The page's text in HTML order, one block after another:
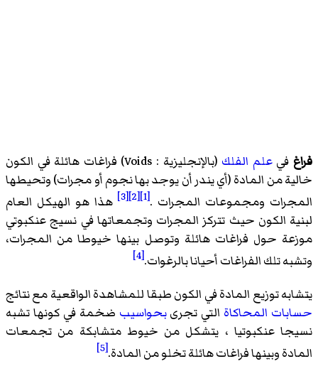
فراغ فيعلم الفلك
(بالإنجليزية : Voids) فراغات هائلة في الكون
خالية من المادة (أي يندر أن يوجد بها نجوم أو مجرات) وتحيطها
المجرات ومجموعات المجرات .[1]
[2]
[3]
هذا هو الهيكل العام
لبنية الكون حيث تتركز المجرات وتجمعاتها في نسيج عنكبوتي
موزعة حول فراغات هائلة وتوصل بينها خيوطا من المجرات،
وتشبه تلك الفراغات أحيانا بالرغوات.[4]
يتشابه توزيع المادة في الكون طبقا للمشاهدة الواقعية مع نتائج
حسابات المحاكاة التي تجرىبحواسيب ضخمة في كونها تشبه
نسيجا عنكبوتيا ، يتشكل من خيوط متشابكة من تجمعات
المادة وبينها فراغات هائلة تخلو من المادة.[5]